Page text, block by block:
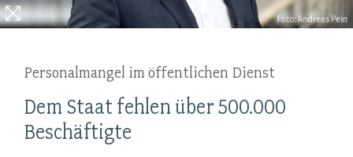
Personalmangel im öffentlichen Dienst
Dem Staat fehlen über 500.000
Beschäftigte